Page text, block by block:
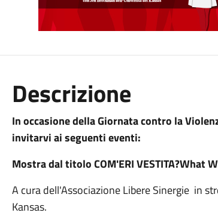
Descrizione
In occasione della Giornata contro la
invitarvi ai seguenti eventi:
Mostra dal titolo COM'ERI VESTITA?What
A cura dell'Associazione Libere Sinergie in
Kansas.